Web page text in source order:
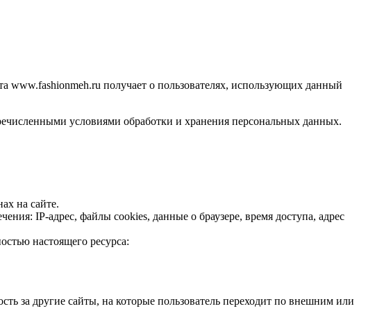
получает о пользователях, использующих данный
условиями обработки и хранения персональных данных.
на сайте.
IP-адрес, файлы cookies, данные о браузере, время доступа, адрес
настоящего ресурса:
за другие сайты, на которые пользователь переходит по внешним или